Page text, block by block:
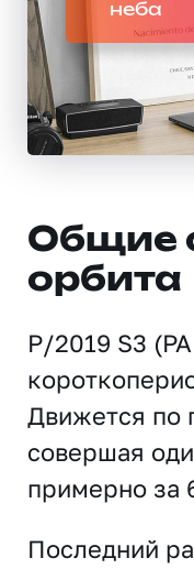
неба
Общие
орбита
P/2019 S3
Движется по
совершая
примерно за
Последний